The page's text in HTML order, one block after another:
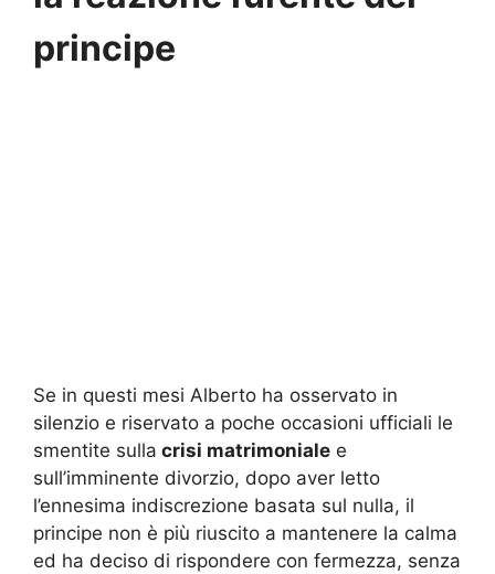
principe
Se in questi mesi Alberto ha osservato in
silenzio e riservato a poche occasioni ufficiali le
smentite sulla crisi matrimoniale e
sull’imminente divorzio, dopo aver letto
l’ennesima indiscrezione basata sul nulla, il
principe non è più riuscito a mantenere la calma
ed ha deciso di rispondere con fermezza, senza